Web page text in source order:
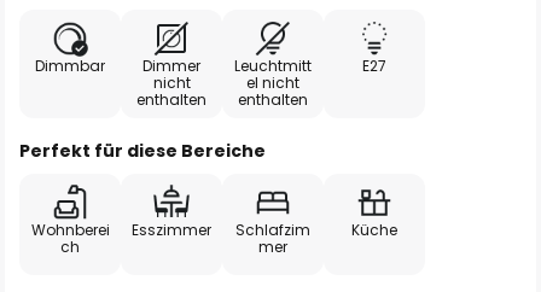
Dimmbar
Dimmer
nicht
enthalten
Leuchtmitt
el nicht
enthalten
E27
Perfekt für diese Bereiche
Wohnberei
ch
Esszimmer
Schlafzim
mer
Küche